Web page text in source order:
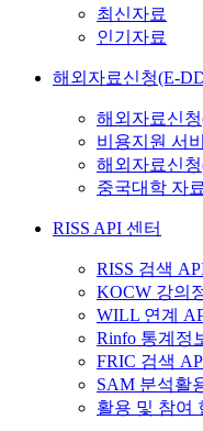
최신자료
인기자료
해외자료신청(E-
해외자료신
비용지원 서
해외자료신
중국대학 자
RISS API 센터
RISS 검색
KOCW 강의
WILL 연계
Rinfo 통계정
FRIC 검색
SAM 분석활
활용 및 참여